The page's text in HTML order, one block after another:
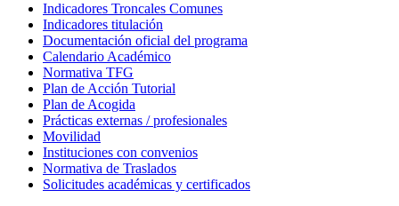
Indicadores Troncales Comunes
Indicadores titulación
Documentación oficial del programa
Calendario Académico
Normativa TFG
Plan de Acción Tutorial
Plan de Acogida
Prácticas externas / profesionales
Movilidad
Instituciones con convenios
Normativa de Traslados
Solicitudes académicas y certificados